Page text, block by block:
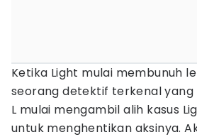
Ketika Light mulai membunuh
seorang detektif terkenal
L mulai mengambil alih kasus
untuk menghentikan aksinya.